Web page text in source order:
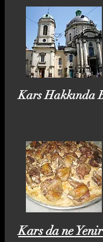
Kars Hakkında
Kars da ne Yenir